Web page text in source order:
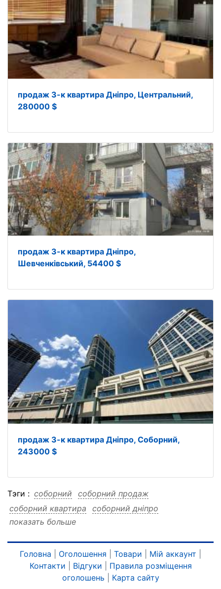
продаж 3-к квартира Дніпро, Центральний,
280000 $
продаж 3-к квартира Дніпро,
Шевченківський, 54400 $
продаж 3-к квартира Дніпро, Соборний,
243000 $
Тэги : соборний
соборний продаж
соборний квартира
соборний дніпро
соборний 3-к соборний 170000
соборний 170000 квартира
соборний 170000 дніпро
соборний 170000 3-к
продаж соборний продаж квартира
показать больше
Головна Оголошення Товари Мій аккаунт
Контакти
Відгуки
Правила розміщення
оголошень
Карта сайту